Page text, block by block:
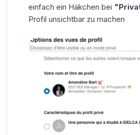
einfach ein Häkchen bei
Profil unsichtbar zu machen